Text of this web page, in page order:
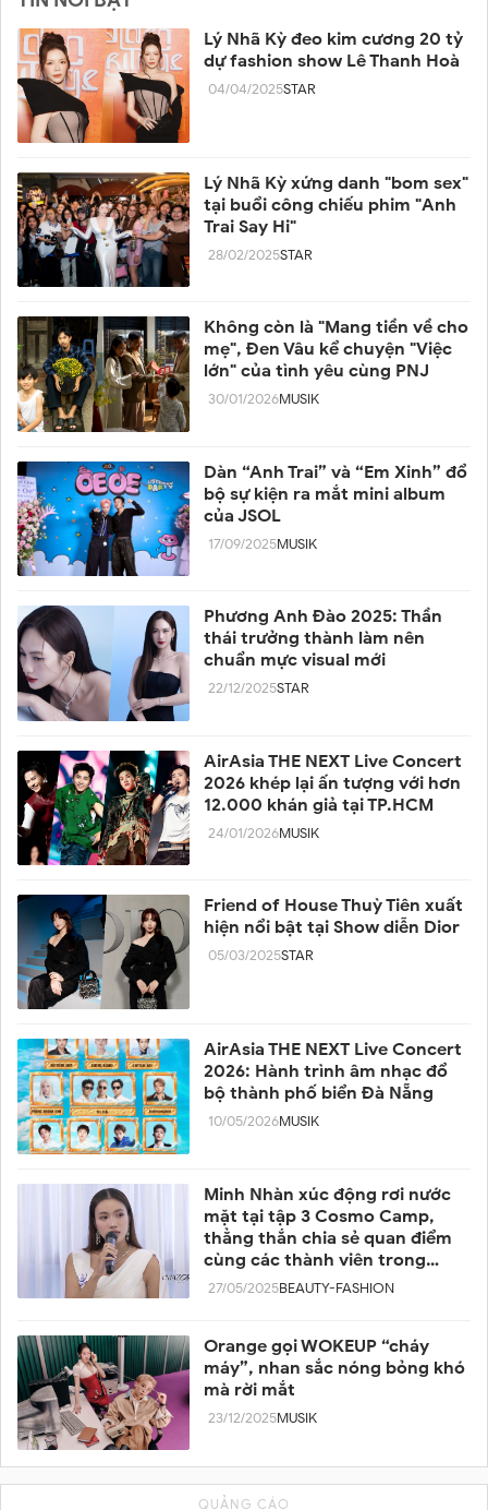
Lý Nhã Kỳ đeo kim cương 20 tỷ
dự fashion show Lê Thanh Hoà
04/04/2025STAR
Lý Nhã Kỳ xứng danh "bom sex"
tại buổi công chiếu phim "Anh
Trai Say Hi"
28/02/2025STAR
Không còn là "Mang tiền về cho
mẹ", Đen Vâu kể chuyện "Việc
lớn" của tình yêu cùng PNJ
30/01/2026MUSIK
Dàn “Anh Trai” và “Em Xinh” đổ
bộ sự kiện ra mắt mini album
của JSOL
17/09/2025MUSIK
Phương Anh Đào 2025: Thần
thái trưởng thành làm nên
chuẩn mực visual mới
22/12/2025STAR
AirAsia THE NEXT Live Concert
2026 khép lại ấn tượng với hơn
12.000 khán giả tại TP.HCM
24/01/2026MUSIK
Friend of House Thuỳ Tiên xuất
hiện nổi bật tại Show diễn Dior
05/03/2025STAR
AirAsia THE NEXT Live Concert
2026: Hành trình âm nhạc đổ
bộ thành phố biển Đà Nẵng
10/05/2026MUSIK
Minh Nhàn xúc động rơi nước
mặt tại tập 3 Cosmo Camp,
thẳng thắn chia sẻ quan điểm
cùng các thành viên trong
team
27/05/2025BEAUTY-FASHION
Orange gọi WOKEUP “cháy
máy”, nhan sắc nóng bỏng khó
mà rời mắt
23/12/2025MUSIK